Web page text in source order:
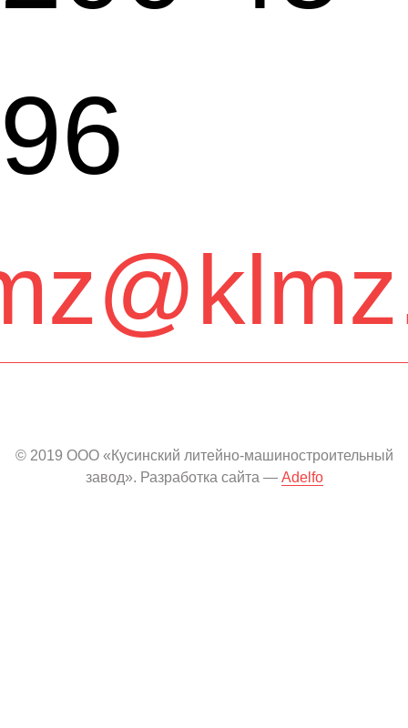
96
© 2019 ООО «Кусинский литейно-машиностроительный
завод». Разработка сайта — Adelfo